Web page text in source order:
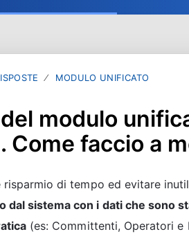
MODULO UNIFICATO
modulo
Come faccio a
risparmio di tempo ed evitare
dal sistema con i dati che sono
(es: Committenti, Operatori e